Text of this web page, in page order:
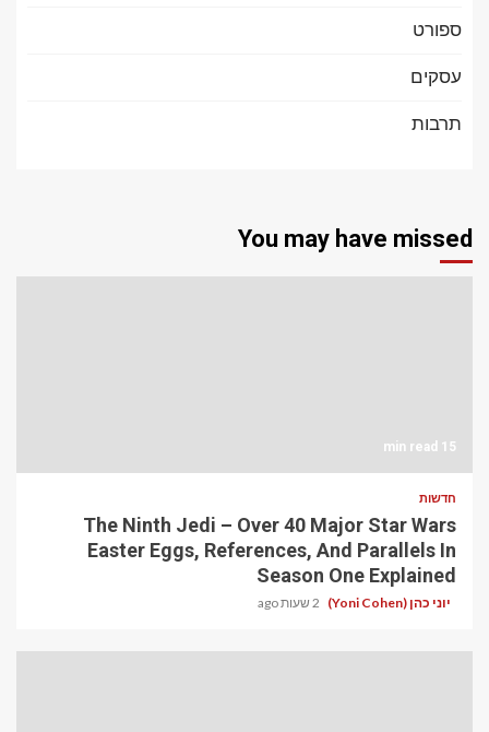
ספורט
עסקים
תרבות
You may have missed
15 min read
חדשות
The Ninth Jedi – Over 40 Major Star Wars
Easter Eggs, References, And Parallels In
Season One Explained
יוני כהן (Yoni Cohen) 2 שעות ago